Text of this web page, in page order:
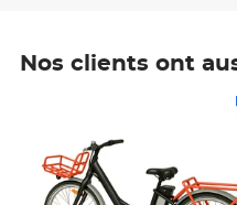
Nos clients ont